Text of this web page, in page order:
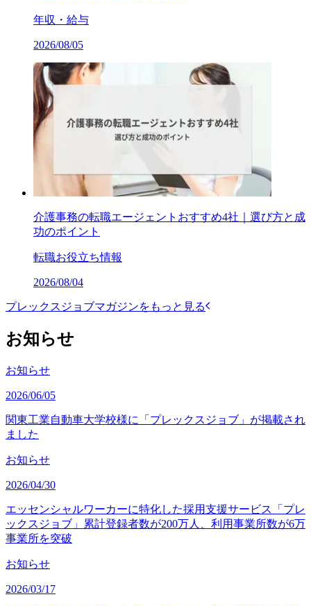
年収・給与
2026/08/05
介護事務の転職エージェントおすすめ4社｜選び方と成
功のポイント
転職お役立ち情報
2026/08/04
プレックスジョブマガジンをもっと見る
お知らせ
お知らせ
2026/06/05
関東工業自動車大学校様に「プレックスジョブ」が掲載され
ました
お知らせ
2026/04/30
エッセンシャルワーカーに特化した採用支援サービス「プレ
ックスジョブ」累計登録者数が200万人、利用事業所数が6万
事業所を突破
お知らせ
2026/03/17